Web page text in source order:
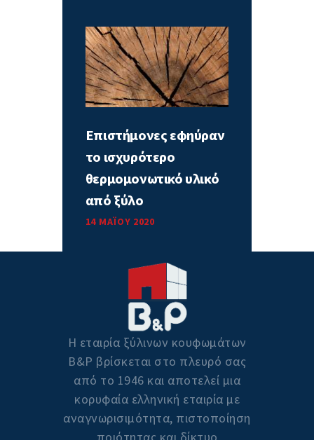
Επιστήμονες εφηύραν
το ισχυρότερο
θερμομονωτικό υλικό
από ξύλο
14 ΜΑΪ́ΟΥ 2020
Η εταιρία ξύλινων κουφωμάτων
Β&P βρίσκεται στο πλευρό σας
από το 1946 και αποτελεί μια
κορυφαία ελληνική εταιρία με
αναγνωρισιμότητα, πιστοποίηση